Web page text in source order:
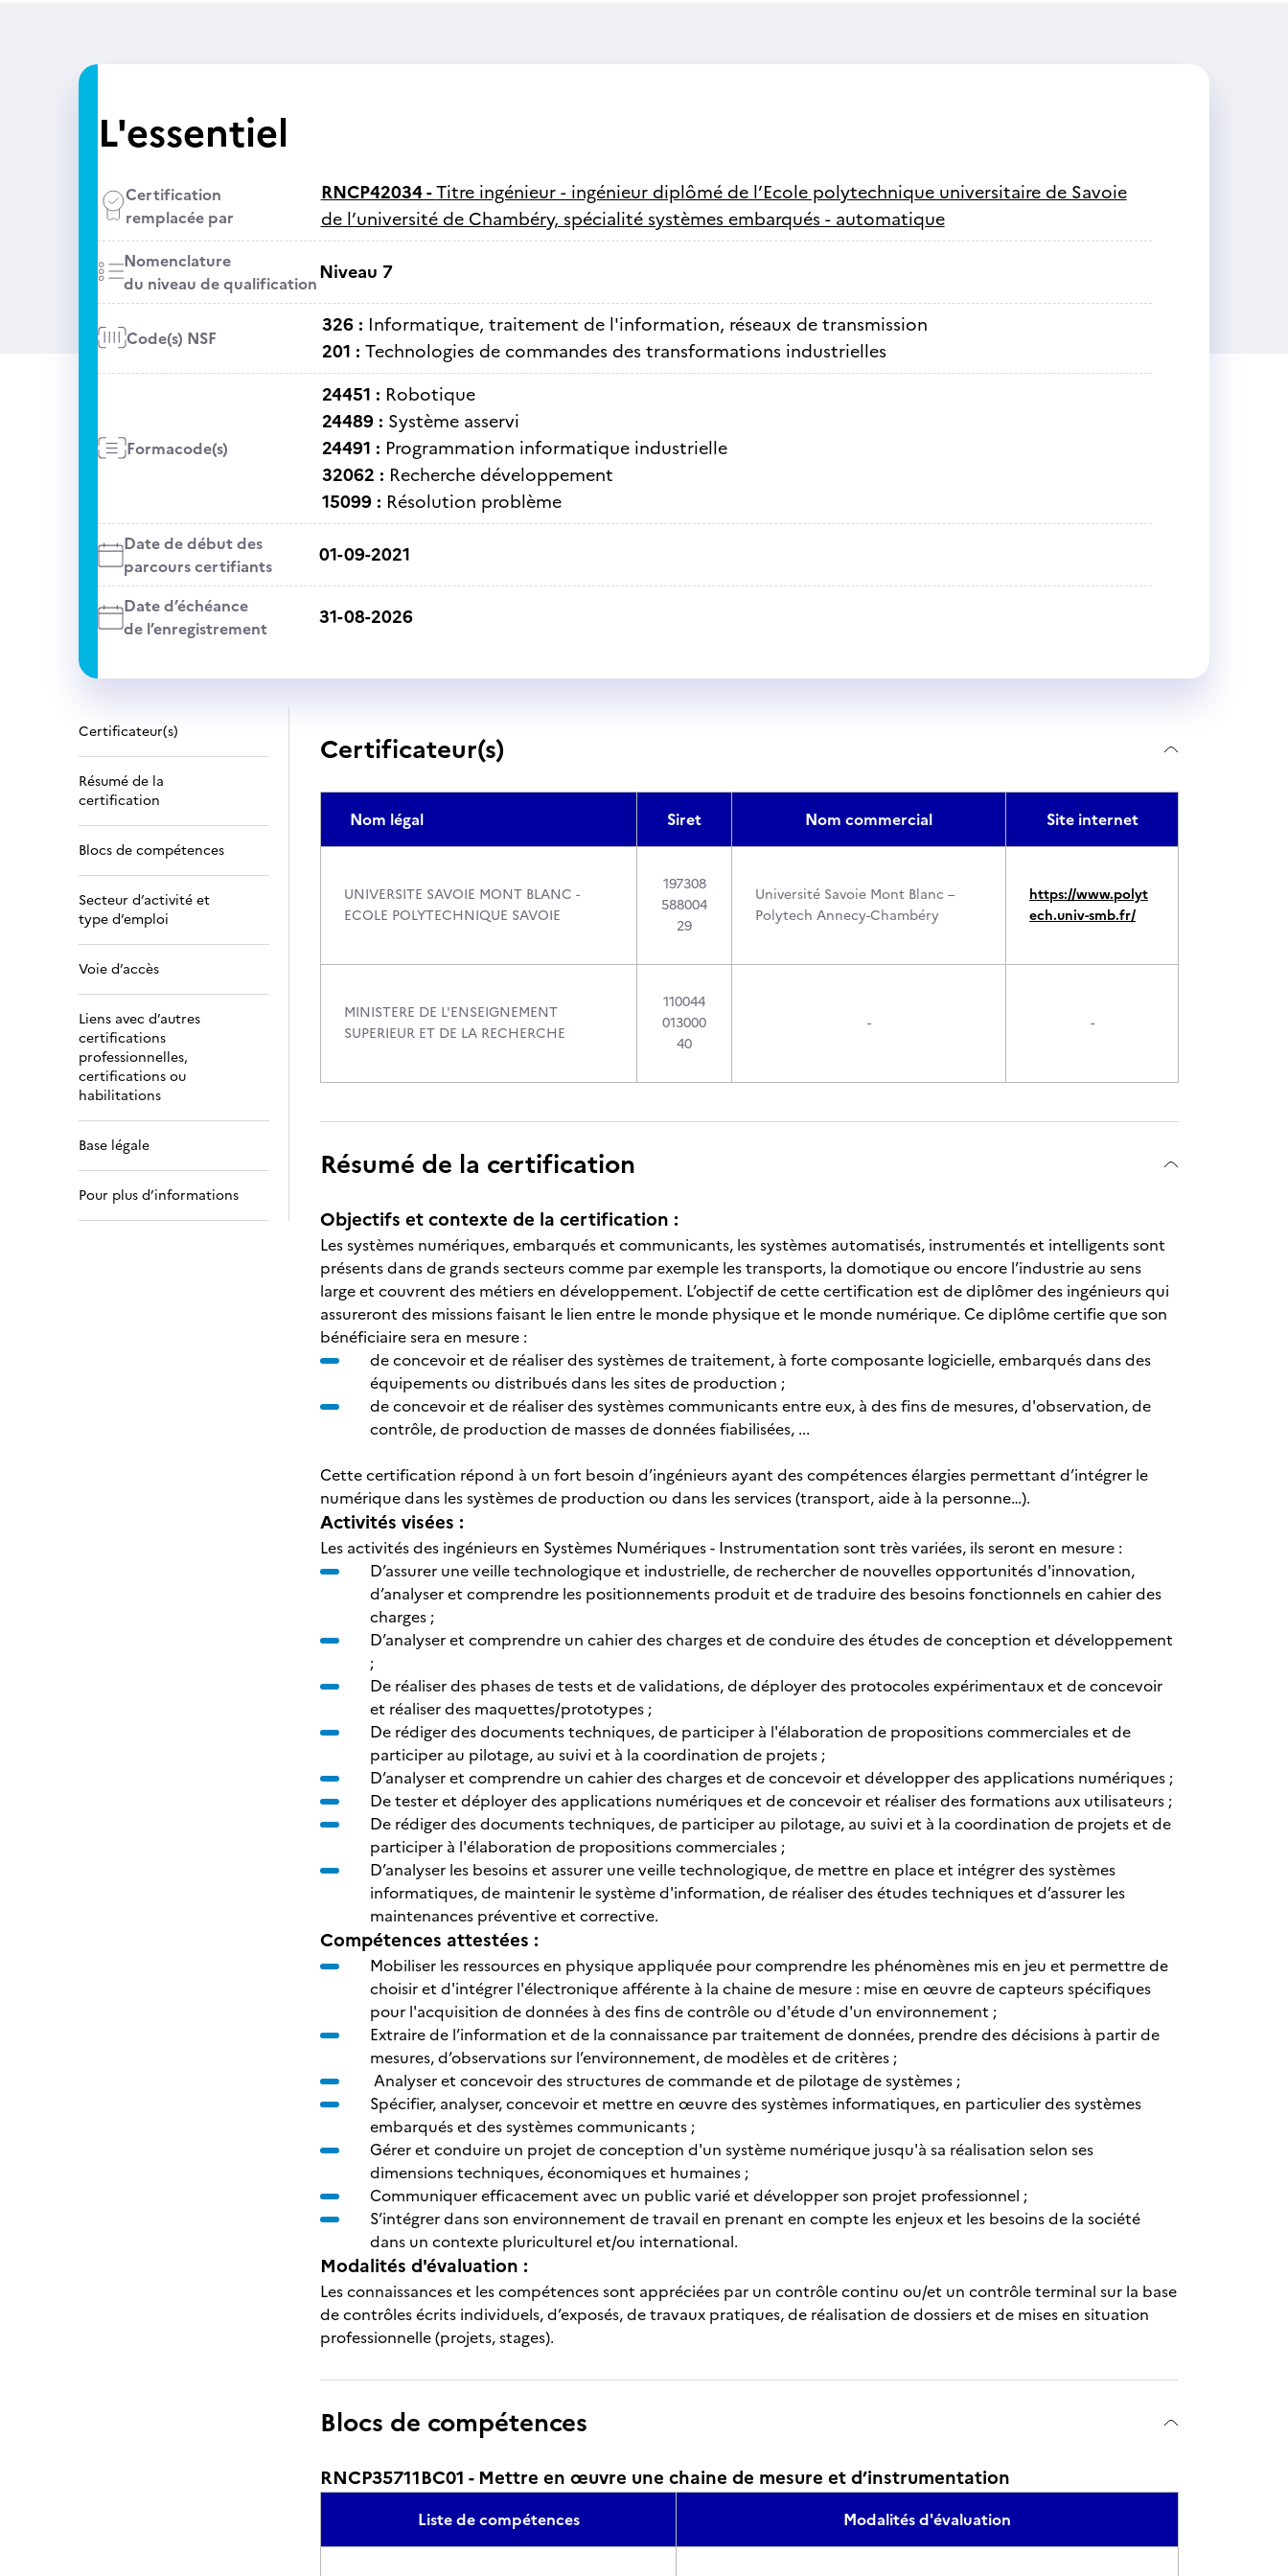
L'essentiel
Certification
remplacée par
RNCP42034 -Titre ingénieur - ingénieur diplômé de l’Ecole polytechnique universitaire de Savoie
de l’université de Chambéry, spécialité systèmes embarqués - automatique
Nomenclature
du niveau de qualificationNiveau 7
Code(s) NSF
326 : Informatique, traitement de l'information, réseaux de transmission
201 : Technologies de commandes des transformations industrielles
Formacode(s)
24451 : Robotique
24489 : Système asservi
24491 : Programmation informatique industrielle
32062 : Recherche développement
15099 : Résolution problème
Date de début des
parcours certifiants
01-09-2021
Date d’échéance
de l’enregistrement
31-08-2026
Certificateur(s)
Résumé de la
certification
Blocs de compétences
Secteur d’activité et
type d’emploi
Voie d’accès
Liens avec d’autres
certifications
professionnelles,
certifications ou
habilitations
Base légale
Pour plus d’informations
Certificateur(s)
Nom légal Siret Nom commercial Site internet
UNIVERSITE SAVOIE MONT BLANC -
ECOLE POLYTECHNIQUE SAVOIE
197308
588004
29
Université Savoie Mont Blanc –
Polytech Annecy-Chambéry
https://www.polyt
ech.univ-smb.fr/
MINISTERE DE L'ENSEIGNEMENT
SUPERIEUR ET DE LA RECHERCHE
110044
013000
40
- -
Résumé de la certification
Objectifs et contexte de la certification :
Les systèmes numériques, embarqués et communicants, les systèmes automatisés, instrumentés et intelligents sont
présents dans de grands secteurs comme par exemple les transports, la domotique ou encore l’industrie au sens
large et couvrent des métiers en développement. L’objectif de cette certification est de diplômer des ingénieurs qui
assureront des missions faisant le lien entre le monde physique et le monde numérique. Ce diplôme certifie que son
bénéficiaire sera en mesure :
de concevoir et de réaliser des systèmes de traitement, à forte composante logicielle, embarqués dans des
équipements ou distribués dans les sites de production ;
de concevoir et de réaliser des systèmes communicants entre eux, à des fins de mesures, d'observation, de
contrôle, de production de masses de données fiabilisées, ...
Cette certification répond à un fort besoin d’ingénieurs ayant des compétences élargies permettant d’intégrer le
numérique dans les systèmes de production ou dans les services (transport, aide à la personne…).
Activités visées :
Les activités des ingénieurs en Systèmes Numériques - Instrumentation sont très variées, ils seront en mesure :
D’assurer une veille technologique et industrielle, de rechercher de nouvelles opportunités d'innovation,
d’analyser et comprendre les positionnements produit et de traduire des besoins fonctionnels en cahier des
charges ;
D’analyser et comprendre un cahier des charges et de conduire des études de conception et développement
;
De réaliser des phases de tests et de validations, de déployer des protocoles expérimentaux et de concevoir
et réaliser des maquettes/prototypes ;
De rédiger des documents techniques, de participer à l'élaboration de propositions commerciales et de
participer au pilotage, au suivi et à la coordination de projets ;
D’analyser et comprendre un cahier des charges et de concevoir et développer des applications numériques ;
De tester et déployer des applications numériques et de concevoir et réaliser des formations aux utilisateurs ;
De rédiger des documents techniques, de participer au pilotage, au suivi et à la coordination de projets et de
participer à l'élaboration de propositions commerciales ;
D’analyser les besoins et assurer une veille technologique, de mettre en place et intégrer des systèmes
informatiques, de maintenir le système d'information, de réaliser des études techniques et d’assurer les
maintenances préventive et corrective.
Compétences attestées :
Mobiliser les ressources en physique appliquée pour comprendre les phénomènes mis en jeu et permettre de
choisir et d'intégrer l'électronique afférente à la chaine de mesure : mise en œuvre de capteurs spécifiques
pour l'acquisition de données à des fins de contrôle ou d'étude d'un environnement ;
Extraire de l’information et de la connaissance par traitement de données, prendre des décisions à partir de
mesures, d’observations sur l’environnement, de modèles et de critères ;
Analyser et concevoir des structures de commande et de pilotage de systèmes ;
Spécifier, analyser, concevoir et mettre en œuvre des systèmes informatiques, en particulier des systèmes
embarqués et des systèmes communicants ;
Gérer et conduire un projet de conception d'un système numérique jusqu'à sa réalisation selon ses
dimensions techniques, économiques et humaines ;
Communiquer efficacement avec un public varié et développer son projet professionnel ;
S’intégrer dans son environnement de travail en prenant en compte les enjeux et les besoins de la société
dans un contexte pluriculturel et/ou international.
Modalités d'évaluation :
Les connaissances et les compétences sont appréciées par un contrôle continu ou/et un contrôle terminal sur la base
de contrôles écrits individuels, d’exposés, de travaux pratiques, de réalisation de dossiers et de mises en situation
professionnelle (projets, stages).
Blocs de compétences
RNCP35711BC01 - Mettre en œuvre une chaine de mesure et d’instrumentation
Liste de compétences Modalités d'évaluation